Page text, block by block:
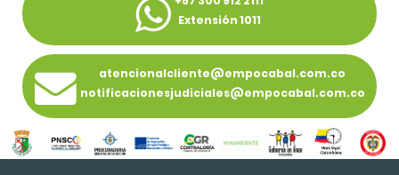
Extensión 1011
atencionalcliente@empocabal.com.co
notificacionesjudiciales@empocabal.com.co